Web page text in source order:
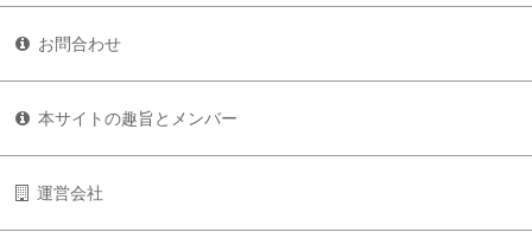
お問合わせ
本サイトの趣旨とメンバー
運営会社